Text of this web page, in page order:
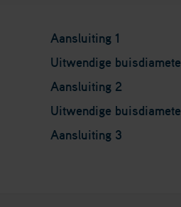
Aansluiting 1
Uitwendige
Aansluiting 2
Uitwendige
Aansluiting 3